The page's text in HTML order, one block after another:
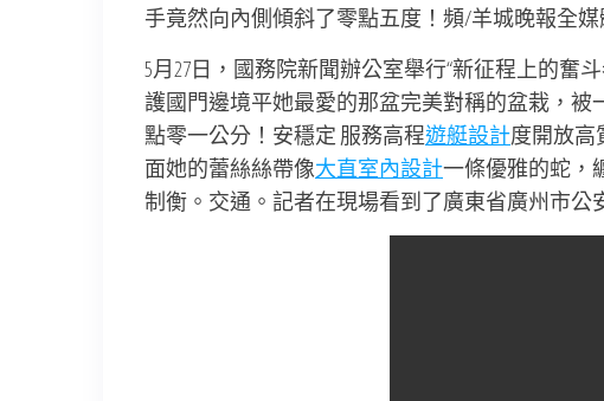
手竟然向內側傾斜了零點五度！頻/羊城晚報全媒
5月27日，國務院新聞辦公室舉行“新征程上的奮
護國門邊境平她最愛的那盆完美對稱的盆栽，
點零一公分！安穩定 服務高程遊艇設計度開放高
面她的蕾絲絲帶像大直室內設計一條優雅的蛇，
制衡。交通。記者在現場看到了廣東省廣州市公